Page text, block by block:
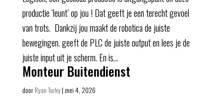
productie ‘leunt’ op jou ! Dat geeft je een terecht gevoel
van trots. Dankzij jou maakt de robotica de juiste
bewegingen. geeft de PLC de juiste output en lees je de
juiste input uit je scherm. En is...
Monteur Buitendienst
doorRyan Turky|mei 4, 2026